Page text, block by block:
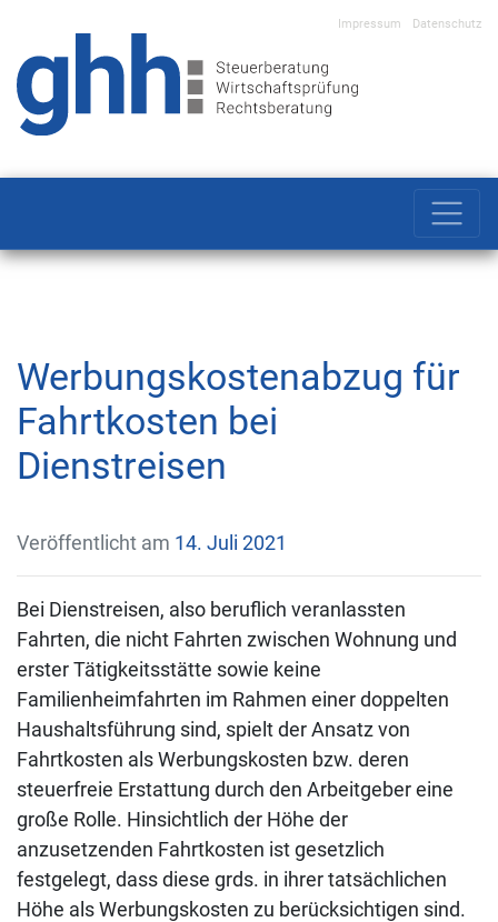
Impressum Datenschutz
Werbungskostenabzug für
Fahrtkosten bei
Dienstreisen
Veröffentlicht am 14. Juli 2021
Bei Dienstreisen, also beruflich veranlassten
Fahrten, die nicht Fahrten zwischen Wohnung und
erster Tätigkeitsstätte sowie keine
Familienheimfahrten im Rahmen einer doppelten
Haushaltsführung sind, spielt der Ansatz von
Fahrtkosten als Werbungskosten bzw. deren
steuerfreie Erstattung durch den Arbeitgeber eine
große Rolle. Hinsichtlich der Höhe der
anzusetzenden Fahrtkosten ist gesetzlich
festgelegt, dass diese grds. in ihrer tatsächlichen
Höhe als Werbungskosten zu berücksichtigen sind.